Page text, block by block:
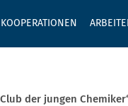
GEBEN SIE
der jungen